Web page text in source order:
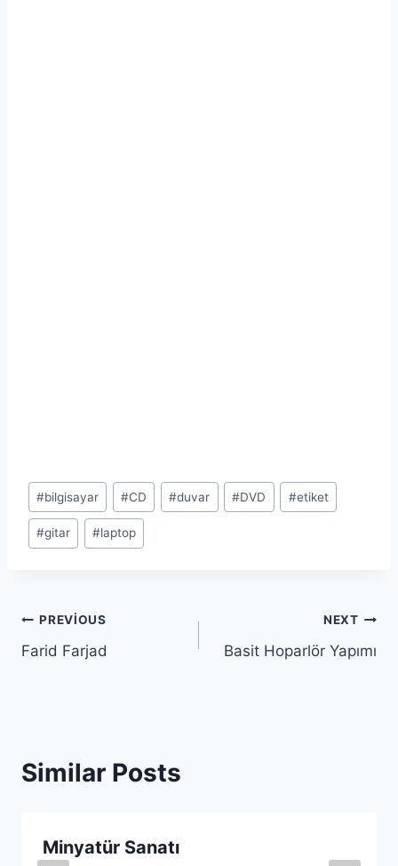
Post
Tags:
#bilgisayar #CD #duvar #DVD #etiket
#gitar #laptop
Yazı
gezinmesi
PREVIOUS
Farid Farjad
NEXT
Basit Hoparlör Yapımı
Similar Posts
Minyatür Sanatı